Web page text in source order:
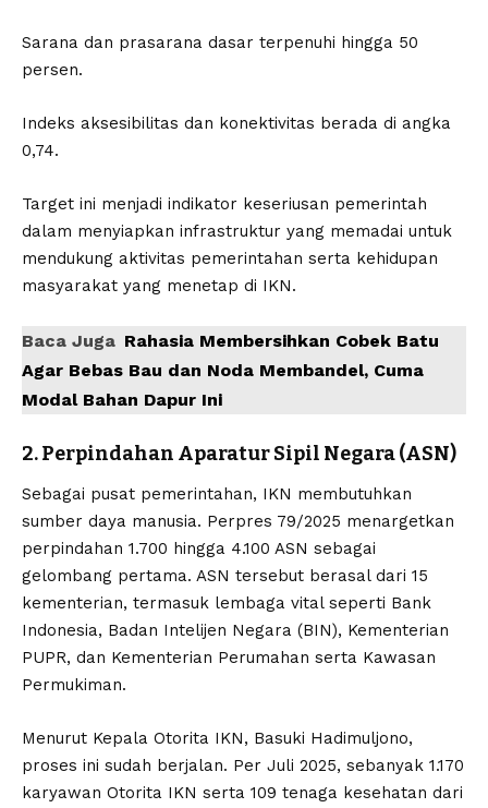
Sarana dan prasarana dasar terpenuhi hingga 50
persen.
Indeks aksesibilitas dan konektivitas berada di angka
0,74.
Target ini menjadi indikator keseriusan pemerintah
dalam menyiapkan infrastruktur yang memadai untuk
mendukung aktivitas pemerintahan serta kehidupan
masyarakat yang menetap di IKN.
Baca Juga Rahasia Membersihkan Cobek Batu
Agar Bebas Bau dan Noda Membandel, Cuma
Modal Bahan Dapur Ini
2. Perpindahan Aparatur Sipil Negara (ASN)
Sebagai pusat pemerintahan, IKN membutuhkan
sumber daya manusia. Perpres 79/2025 menargetkan
perpindahan 1.700 hingga 4.100 ASN sebagai
gelombang pertama. ASN tersebut berasal dari 15
kementerian, termasuk lembaga vital seperti Bank
Indonesia, Badan Intelijen Negara (BIN), Kementerian
PUPR, dan Kementerian Perumahan serta Kawasan
Permukiman.
Menurut Kepala Otorita IKN, Basuki Hadimuljono,
proses ini sudah berjalan. Per Juli 2025, sebanyak 1.170
karyawan Otorita IKN serta 109 tenaga kesehatan dari